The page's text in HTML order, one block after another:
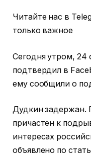
Читайте нас в
только важное
Сегодня утром, 24
подтвердил в
ему сообщили о
Дудкин задержан.
причастен к
интересах
объявлено по